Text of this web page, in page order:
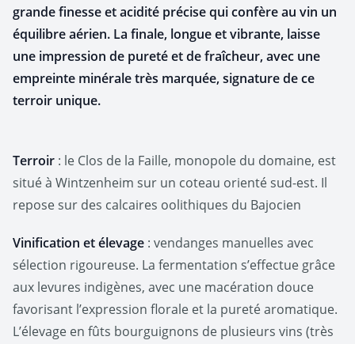
grande finesse et acidité précise qui confère au vin un
équilibre aérien. La finale, longue et vibrante, laisse
une impression de pureté et de fraîcheur, avec une
empreinte minérale très marquée, signature de ce
terroir unique.
Terroir : le Clos de la Faille, monopole du domaine, est
situé à Wintzenheim sur un coteau orienté sud-est. Il
repose sur des calcaires oolithiques du Bajocien
Vinification et élevage : vendanges manuelles avec
sélection rigoureuse. La fermentation s’effectue grâce
aux levures indigènes, avec une macération douce
favorisant l’expression florale et la pureté aromatique.
L’élevage en fûts bourguignons de plusieurs vins (très